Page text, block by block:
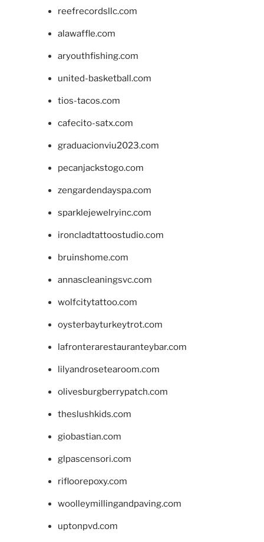
reefrecordsllc.com
alawaffle.com
aryouthfishing.com
united-basketball.com
tios-tacos.com
cafecito-satx.com
graduacionviu2023.com
pecanjackstogo.com
zengardendayspa.com
sparklejewelryinc.com
ironcladtattoostudio.com
bruinshome.com
annascleaningsvc.com
wolfcitytattoo.com
oysterbayturkeytrot.com
lafronterarestauranteybar.com
lilyandrosetearoom.com
olivesburgberrypatch.com
theslushkids.com
giobastian.com
glpascensori.com
rifloorepoxy.com
woolleymillingandpaving.com
uptonpvd.com